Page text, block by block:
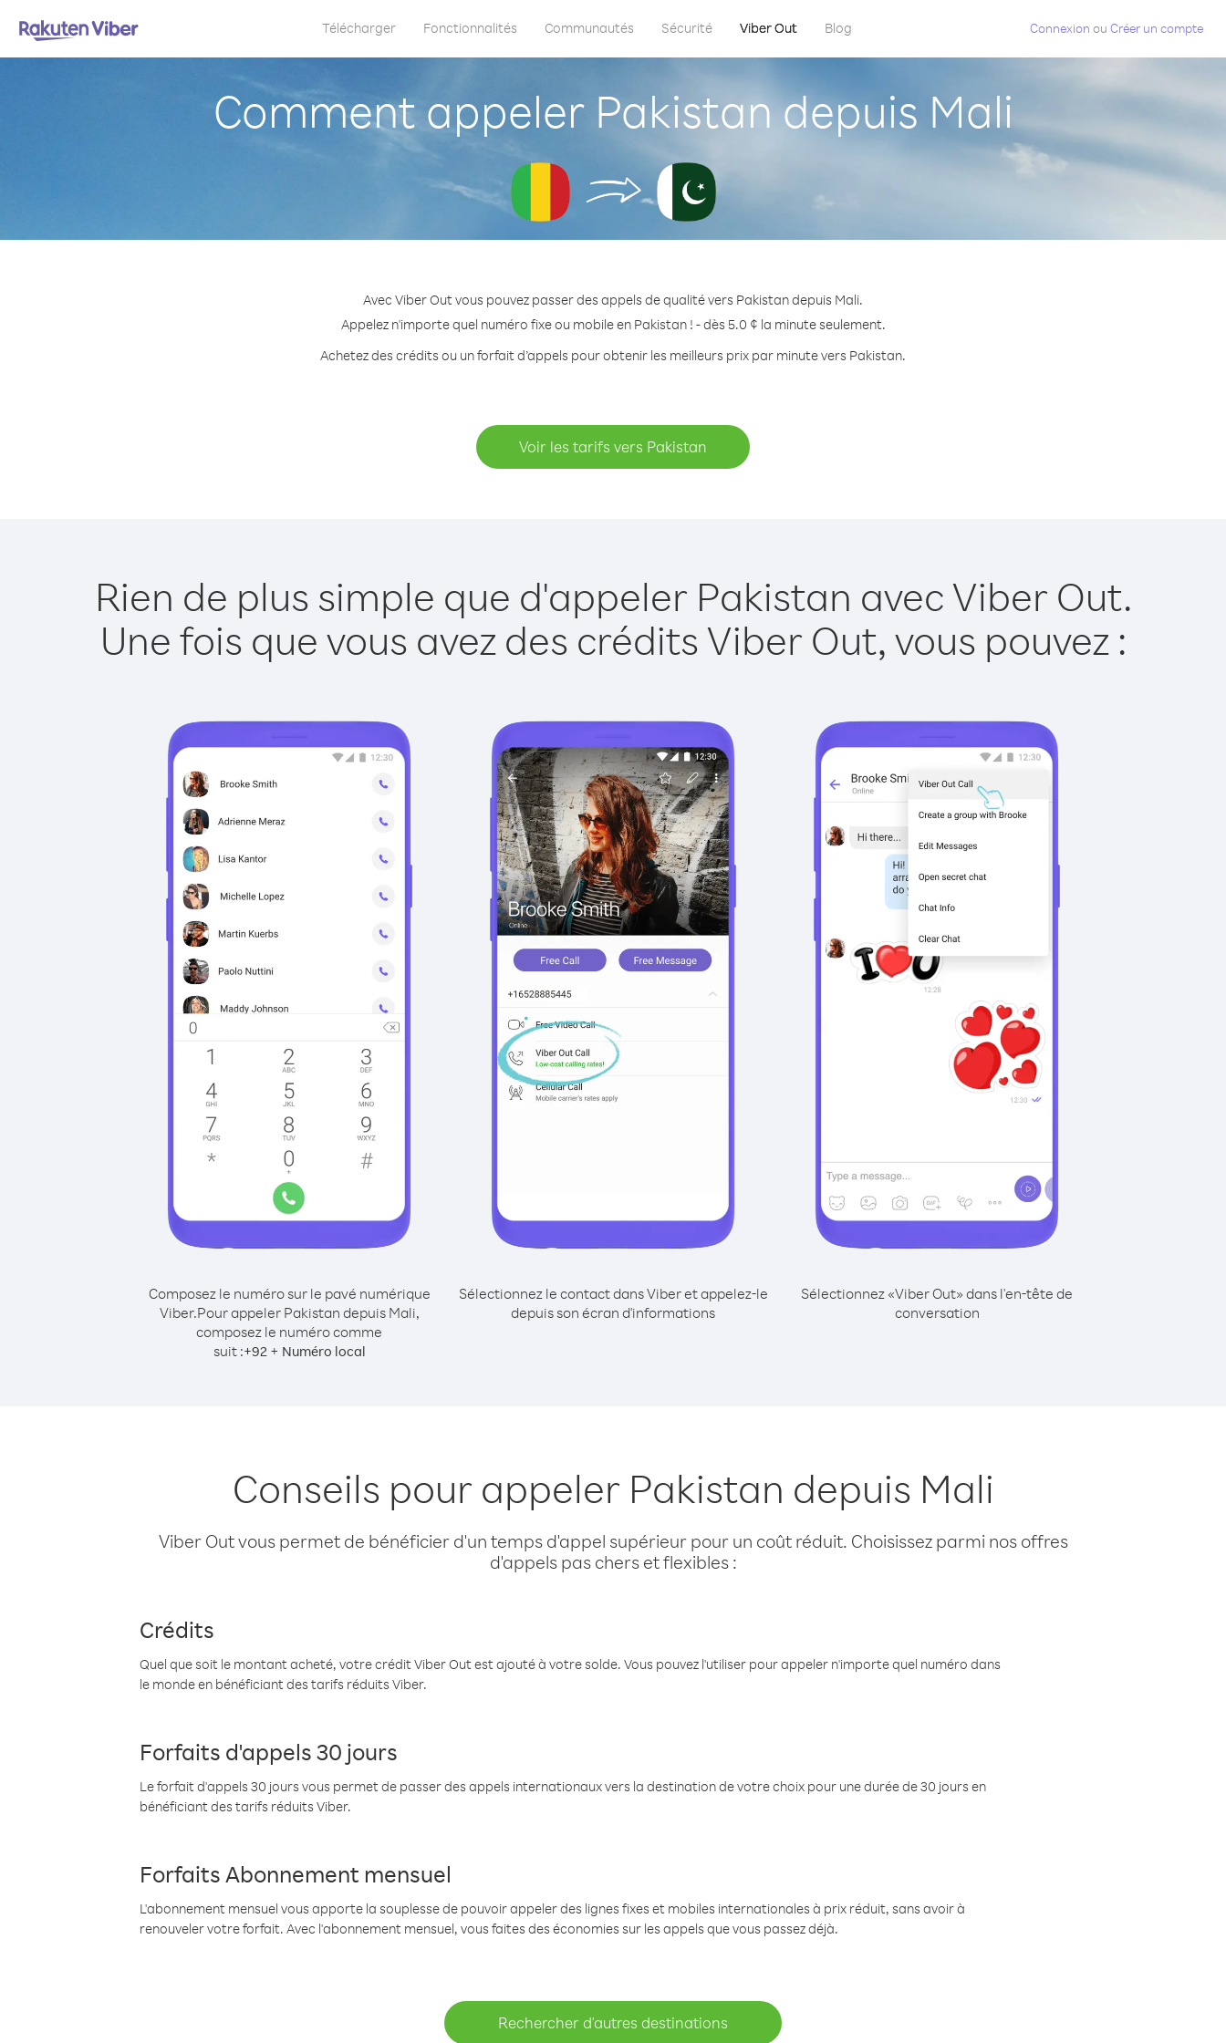
Télécharger Fonctionnalités Communautés Sécurité Viber Out Blog Connexion ou Créer un compte
Comment appeler Pakistan depuis Mali
Avec Viber Out vous pouvez passer des appels de qualité vers Pakistan depuis Mali.
Appelez n'importe quel numéro fixe ou mobile en Pakistan ! - dès 5.0 ¢ la minute seulement.
Achetez des crédits ou un forfait d’appels pour obtenir les meilleurs prix par minute vers Pakistan.
Voir les tarifs vers Pakistan
Rien de plus simple que d'appeler Pakistan avec Viber Out.
Une fois que vous avez des crédits Viber Out, vous pouvez :
Composez le numéro sur le pavé numérique
Viber.Pour appeler Pakistan depuis Mali,
composez le numéro comme
suit :+92+ Numéro local
Sélectionnez le contact dans Viber et appelez-le
depuis son écran d'informations
Sélectionnez «Viber Out» dans l'en-tête de
conversation
Conseils pour appeler Pakistan depuis Mali
Viber Out vous permet de bénéficier d'un temps d'appel supérieur pour un coût réduit. Choisissez parmi nos offres
d'appels pas chers et flexibles :
Crédits
Quel que soit le montant acheté, votre crédit Viber Out est ajouté à votre solde. Vous pouvez l'utiliser pour appeler n'importe quel numéro dans
le monde en bénéficiant des tarifs réduits Viber.
Forfaits d'appels 30 jours
Le forfait d'appels 30 jours vous permet de passer des appels internationaux vers la destination de votre choix pour une durée de 30 jours en
bénéficiant des tarifs réduits Viber.
Forfaits Abonnement mensuel
L'abonnement mensuel vous apporte la souplesse de pouvoir appeler des lignes fixes et mobiles internationales à prix réduit, sans avoir à
renouveler votre forfait. Avec l'abonnement mensuel, vous faites des économies sur les appels que vous passez déjà.
Rechercher d'autres destinations